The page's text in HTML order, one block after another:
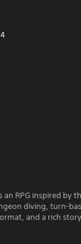
an RPG inspired by
diving, turn-
and a rich